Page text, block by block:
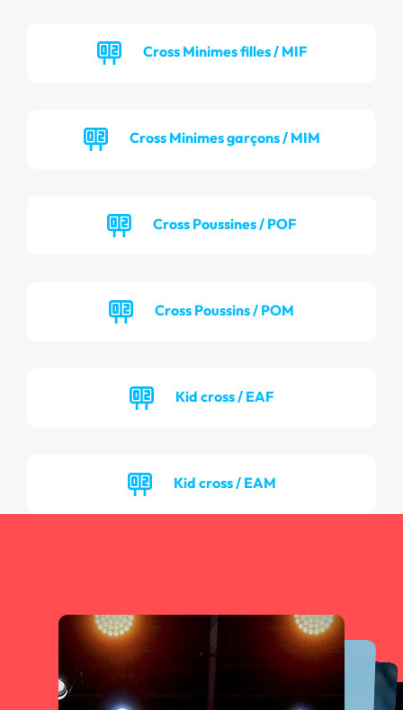
Cross Minimes filles / MIF
Cross Minimes garçons / MIM
Cross Poussines / POF
Cross Poussins / POM
Kid cross / EAF
Kid cross / EAM